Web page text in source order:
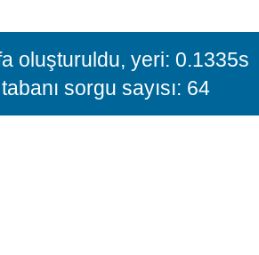
oluşturuldu, yeri: 0.1335s
sorgu sayısı: 64